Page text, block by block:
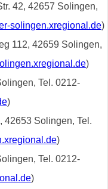
42, 42657 Solingen,
solingen.xregional.de)
112, 42659 Solingen,
)
Tel. 0212-
)
42653 Solingen, Tel.
)
Tel. 0212-
)